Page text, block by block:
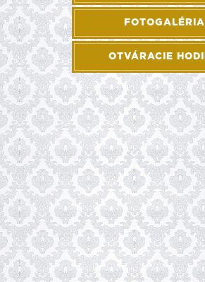
FOTOGALÉRIA
OTVÁRACIE